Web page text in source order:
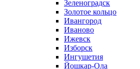
Зеленоградск
Золотое кольцо
Ивангород
Иваново
Ижевск
Изборск
Ингушетия
Йошкар-Ола